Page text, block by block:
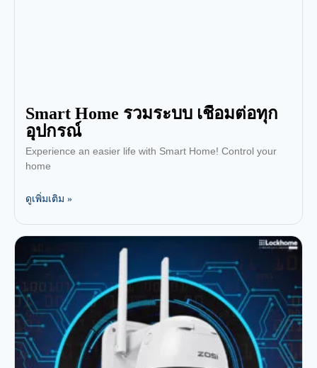
Smart Home รวมระบบ เชื่อมต่อทุก
อุปกรณ์
Experience an easier life with Smart Home! Control your
home
ดูเพิ่มเติม »